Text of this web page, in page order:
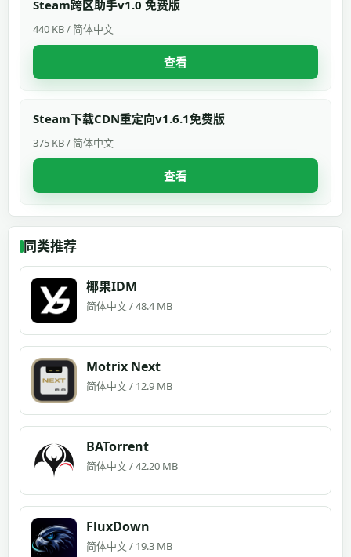
Steam跨区助手v1.0 免费版
440 KB / 简体中文
查看
Steam下载CDN重定向v1.6.1免费版
375 KB / 简体中文
查看
同类推荐
椰果IDM
简体中文 / 48.4 MB
Motrix Next
简体中文 / 12.9 MB
BATorrent
简体中文 / 42.20 MB
FluxDown
简体中文 / 19.3 MB